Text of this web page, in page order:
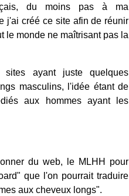
du moins pas à ma
j'ai créé ce site afin de réunir
le monde ne maîtrisant pas la
ayant juste quelques
masculins, l'idée étant de
aux hommes ayant les
du web, le MLHH pour
que l'on pourrait traduire
aux cheveux longs".